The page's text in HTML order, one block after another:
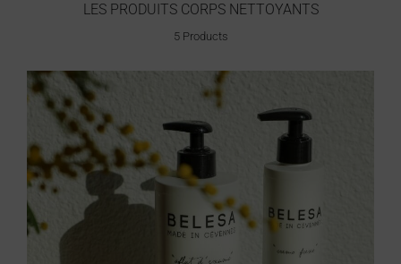
LES PRODUITS CORPS NETTOYANTS
5 Products